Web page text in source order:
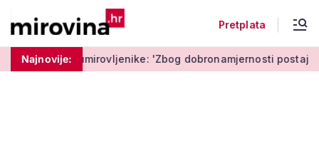
Pretplata
Najnovije:'Zbog dobronamjernosti postaju meta prijevare'